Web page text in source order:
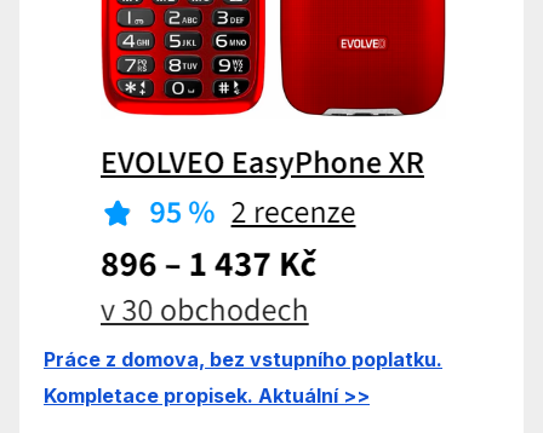
Práce z domova, bez vstupního poplatku.
Kompletace propisek. Aktuální >>